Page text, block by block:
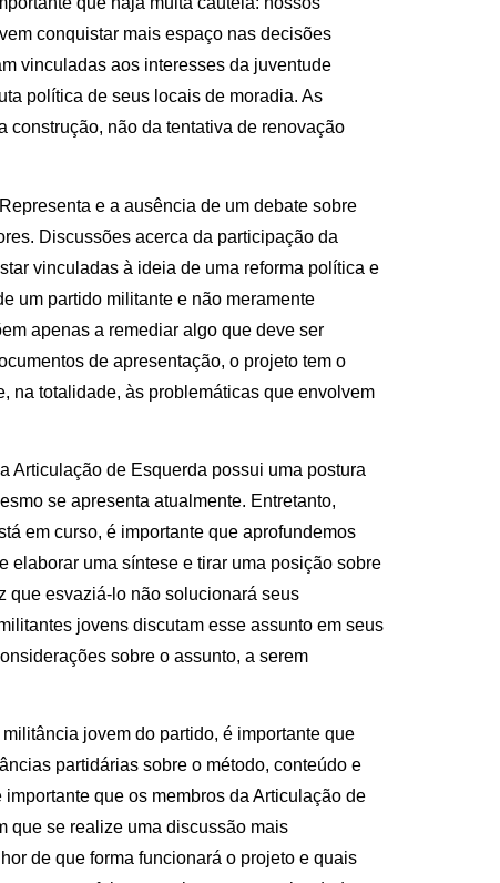
conquistar mais espaço nas decisões
vinculadas aos interesses da juventude
política de seus locais de moradia. As
construção, não da tentativa de renovação
e a ausência de um debate sobre
Discussões acerca da participação da
vinculadas à ideia de uma reforma política e
um partido militante e não meramente
apenas a remediar algo que deve ser
de apresentação, o projeto tem o
na totalidade, às problemáticas que envolvem
Articulação de Esquerda possui uma postura
se apresenta atualmente. Entretanto,
em curso, é importante que aprofundemos
elaborar uma síntese e tirar uma posição sobre
que esvaziá-lo não solucionará seus
jovens discutam esse assunto em seus
sobre o assunto, a serem
jovem do partido, é importante que
partidárias sobre o método, conteúdo e
que os membros da Articulação de
que se realize uma discussão mais
de que forma funcionará o projeto e quais